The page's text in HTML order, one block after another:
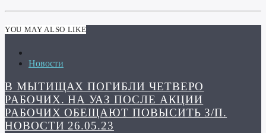
YOU MAY ALSO LIKE
Новости
В МЫТИЩАХ ПОГИБЛИ ЧЕТВЕРО
РАБОЧИХ. НА УАЗ ПОСЛЕ АКЦИИ
РАБОЧИХ ОБЕЩАЮТ ПОВЫСИТЬ З/П.
НОВОСТИ 26.05.23